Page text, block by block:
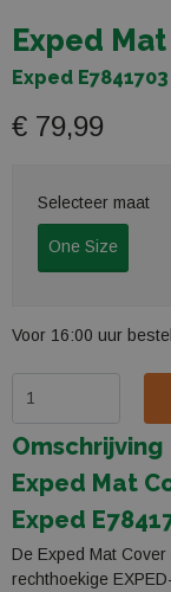
Exped
Exped E7841703
€ 79,99
Selecteer maat
One Size
Voor 16:00 uur
Omschrijving
Exped Mat
Exped
De Exped Mat
rechthoekige